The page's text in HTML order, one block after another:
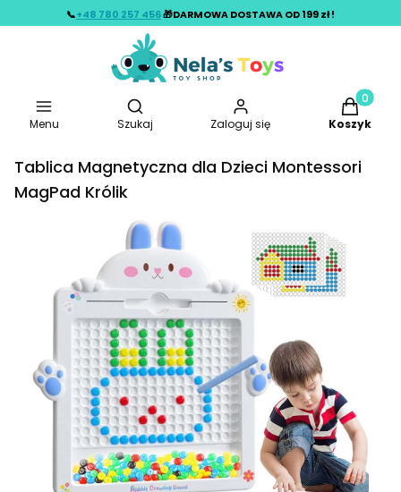
📞+48 780 257 456🎁DARMOWA DOSTAWA OD 199 zł !
Menu
Otwórz wyszukiwarkę
Szukaj Zaloguj się
Produkty
Koszyk
Tablica Magnetyczna dla Dzieci Montessori
MagPad Królik